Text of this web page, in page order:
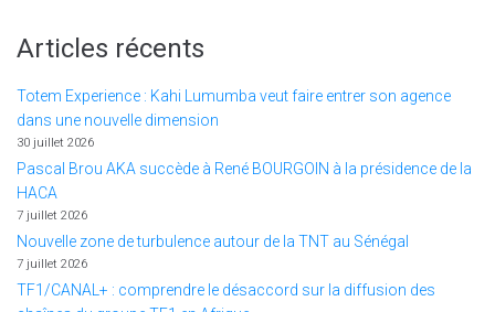
Articles récents
Totem Experience : Kahi Lumumba veut faire entrer son agence
dans une nouvelle dimension
30 juillet 2026
Pascal Brou AKA succède à René BOURGOIN à la présidence de la
HACA
7 juillet 2026
Nouvelle zone de turbulence autour de la TNT au Sénégal
7 juillet 2026
TF1/CANAL+ : comprendre le désaccord sur la diffusion des